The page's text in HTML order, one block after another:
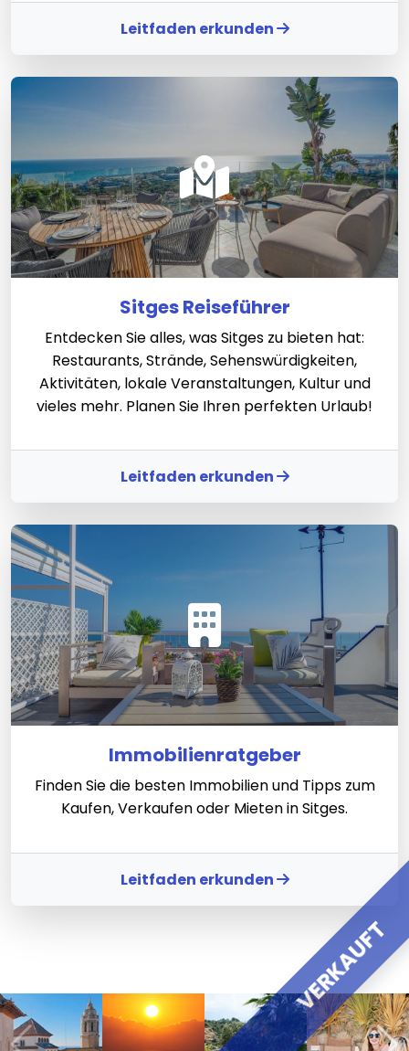
Leitfaden erkunden
Sitges Reiseführer
Entdecken Sie alles, was Sitges zu bieten hat:
Restaurants, Strände, Sehenswürdigkeiten,
Aktivitäten, lokale Veranstaltungen, Kultur und
vieles mehr. Planen Sie Ihren perfekten Urlaub!
Leitfaden erkunden
Immobilienratgeber
Finden Sie die besten Immobilien und Tipps zum
Kaufen, Verkaufen oder Mieten in Sitges.
Leitfaden erkunden
VERKAUFT